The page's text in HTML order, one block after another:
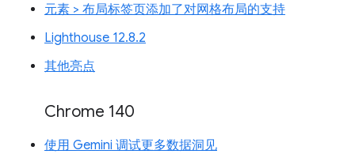
元素 > 布局标签页添加了对网格布局的支持
Lighthouse 12.8.2
其他亮点
Chrome 140
使用 Gemini 调试更多数据洞见